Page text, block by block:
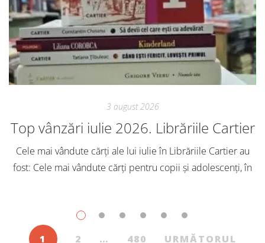
3 august 2026
Top vânzări iulie 2026. Librăriile Cartier
Cele mai vândute cărți ale lui iulie în Librăriile Cartier au
fost: Cele mai vândute cărți pentru copii și adolescenți, în
1 2 … 480 URMĂTORUL